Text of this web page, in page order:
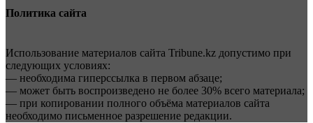
Политика сайта
Использование материалов сайта Tribune.kz допустимо при
следующих условиях:
— необходима гиперссылка в первом абзаце;
— может быть воспроизведено не более 30% всего материала;
— при копировании полного объёма материалов сайта
необходимо письменное разрешение редакции.